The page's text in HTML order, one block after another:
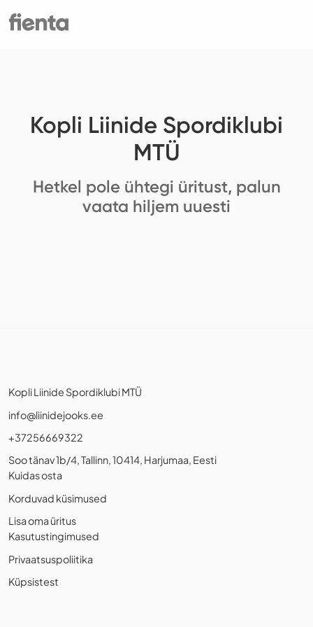
Kopli Liinide Spordiklubi
MTÜ
Hetkel pole ühtegi üritust, palun
vaata hiljem uuesti
Kopli Liinide Spordiklubi MTÜ
info@liinidejooks.ee
+37256669322
Soo tänav 1b/4, Tallinn, 10414, Harjumaa, Eesti
Kuidas osta
Korduvad küsimused
Lisa oma üritus
Kasutustingimused
Privaatsuspoliitika
Küpsistest